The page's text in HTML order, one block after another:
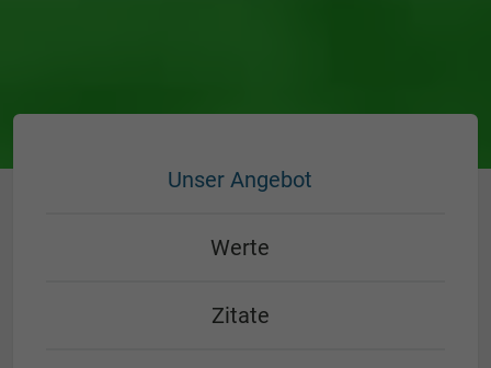
Unser Angebot
Werte
Zitate